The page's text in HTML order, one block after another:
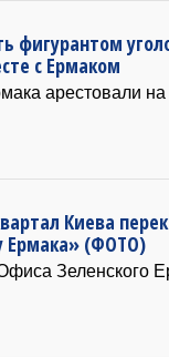
фигурантом
с Ермаком
арестовали на
Киева
Ермака» (ФОТО)
Зеленского